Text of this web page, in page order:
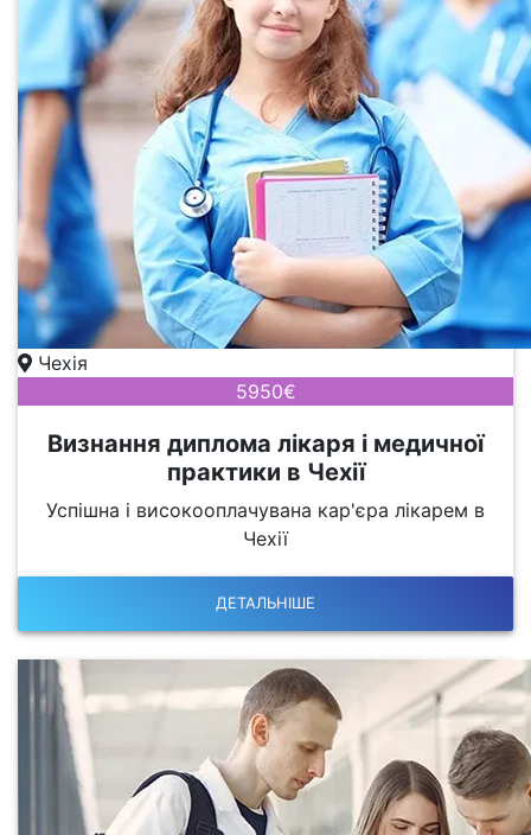
Чехія
5950€
Визнання диплома лікаря і медичної
практики в Чехії
Успішна і високооплачувана кар'єра лікарем в
Чехії
ДЕТАЛЬНІШЕ